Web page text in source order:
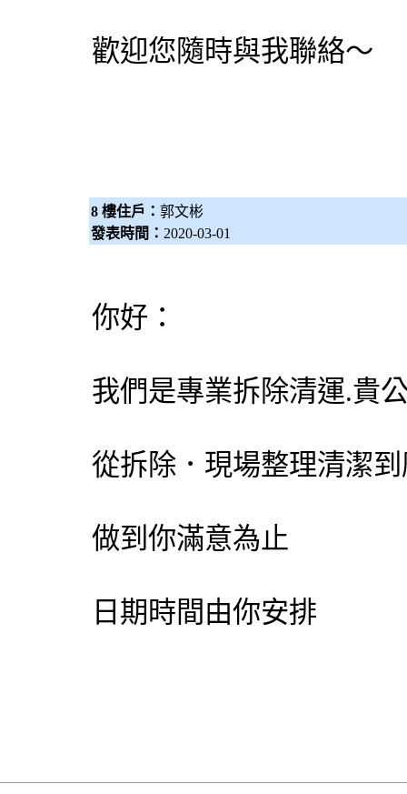
歡迎您隨時與我聯絡～
8 樓住戶： 郭文彬
發表時間： 2020-03-01
你好：
我們是專業拆除清運.貴
從拆除．現場整理清潔
做到你滿意為止
日期時間由你安排